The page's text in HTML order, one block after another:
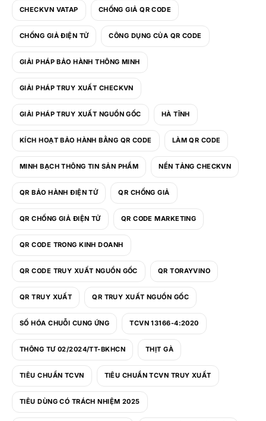
CHECKVN VATAP CHỐNG GIẢ QR CODE
CHỐNG GIẢ ĐIỆN TỬ CÔNG DỤNG CỦA QR CODE
GIẢI PHÁP BẢO HÀNH THÔNG MINH
GIẢI PHÁP TRUY XUẤT CHECKVN
GIẢI PHÁP TRUY XUẤT NGUỒN GỐC HÀ TĨNH
KÍCH HOẠT BẢO HÀNH BẰNG QR CODE LÀM QR CODE
MINH BẠCH THÔNG TIN SẢN PHẨM NỀN TẢNG CHECKVN
QR BẢO HÀNH ĐIỆN TỬ QR CHỐNG GIẢ
QR CHỐNG GIẢ ĐIỆN TỬ QR CODE MARKETING
QR CODE TRONG KINH DOANH
QR CODE TRUY XUẤT NGUỒN GỐC QR TORAYVINO
QR TRUY XUẤT QR TRUY XUẤT NGUỒN GỐC
SỐ HÓA CHUỖI CUNG ỨNG TCVN 13166-4:2020
THÔNG TƯ 02/2024/TT-BKHCN THỊT GÀ
TIÊU CHUẨN TCVN TIÊU CHUẨN TCVN TRUY XUẤT
TIÊU DÙNG CÓ TRÁCH NHIỆM 2025